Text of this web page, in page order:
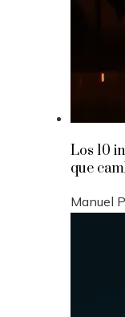
Los 10
que
Manuel